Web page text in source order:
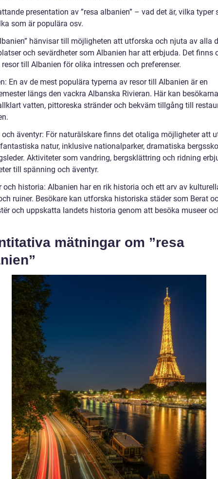
presentation av ”resa albanien” – vad det är, vilka typer
som är populära osv.
hänvisar till möjligheten att utforska och njuta av alla
och sevärdheter som Albanien har att erbjuda. Det finns
till Albanien för olika intressen och preferenser.
En av de mest populära typerna av resor till Albanien är en
längs den vackra Albanska Rivieran. Här kan
vatten, pittoreska stränder och bekväm tillgång till
och äventyr: För naturälskare finns det otaliga möjligheter att
natur, inklusive nationalparker, dramatiska
Aktiviteter som vandring, bergsklättring och ridning
till spänning och äventyr.
och historia: Albanien har en rik historia och ett arv av
ruiner. Besökare kan utforska historiska städer som Berat
och uppskatta landets historia genom att besöka museer
mätningar om ”resa